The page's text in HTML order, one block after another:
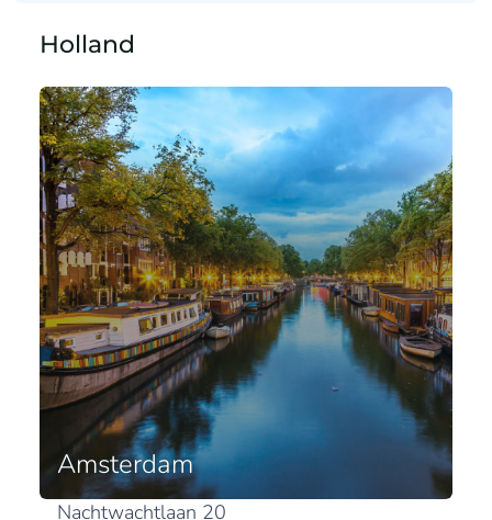
Holland
Amsterdam
Nachtwachtlaan 20